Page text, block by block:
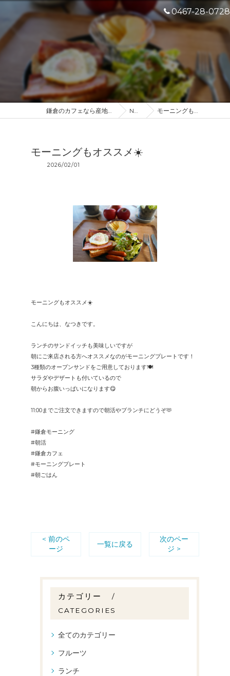
0467-28-0728
鎌倉のカフェなら産地直送のDROP IN NEWS モーニングもオススメ☀️
モーニングもオススメ☀️
2026/02/01
モーニングもオススメ☀️
こんにちは、なつきです。
ランチのサンドイッチも美味しいですが
朝にご来店される方へオススメなのがモーニングプレートです！
3種類のオープンサンドをご用意しております🍽️
サラダやデザートも付いているので
朝からお腹いっぱいになります😋
11:00までご注文できますので朝活やブランチにどうぞ🫶
#鎌倉モーニング
#朝活
#鎌倉カフェ
#モーニングプレート
#朝ごはん
< 前のペ
ージ
一覧に戻る
次のペー
ジ >
カテゴリー
CATEGORIES
全てのカテゴリー
フルーツ
ランチ